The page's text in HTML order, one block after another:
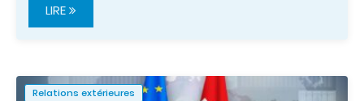
LIRE
Relations extérieures